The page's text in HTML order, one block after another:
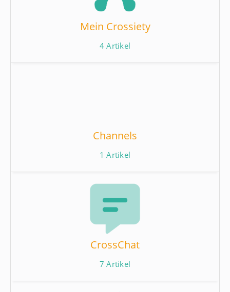
Mein Crossiety
4 Artikel
Channels
1 Artikel
CrossChat
7 Artikel